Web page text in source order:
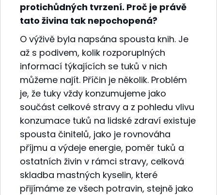
protichůdných tvrzení. Proč je právě
tato živina tak nepochopená?
O výživě byla napsána spousta knih. Je
až s podivem, kolik rozporuplných
informací týkajících se tuků v nich
můžeme najít. Příčin je několik. Problém
je, že tuky vždy konzumujeme jako
součást celkové stravy a z pohledu vlivu
konzumace tuků na lidské zdraví existuje
spousta činitelů, jako je rovnováha
příjmu a výdeje energie, poměr tuků a
ostatních živin v rámci stravy, celková
skladba mastných kyselin, které
přijímáme ze všech potravin, stejně jako